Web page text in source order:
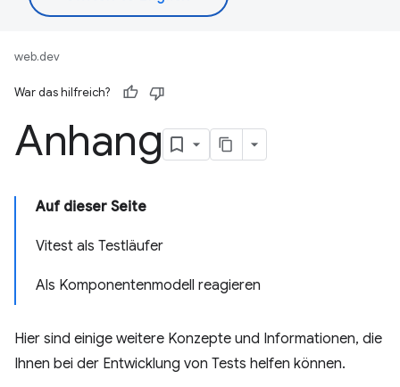
web.dev
War das hilfreich?
Anhang
Auf dieser Seite
Vitest als Testläufer
Als Komponentenmodell reagieren
Hier sind einige weitere Konzepte und Informationen, die
Ihnen bei der Entwicklung von Tests helfen können.